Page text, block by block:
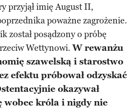
przyjął imię August II,
poważne zagrożenie.
został posądzony o próbę
Wettynowi.W rewanżu
szawelską i starostwo
efektu próbował odzyskać
okazywał
wobec króla i nigdy nie